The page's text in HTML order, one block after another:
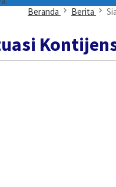
Beranda Berita